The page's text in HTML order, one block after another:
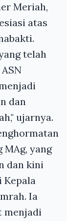
Meriah,
atas
telah
dan
ujarnya.
MAg, yang
dan kini
Kepala
Ia
menjadi